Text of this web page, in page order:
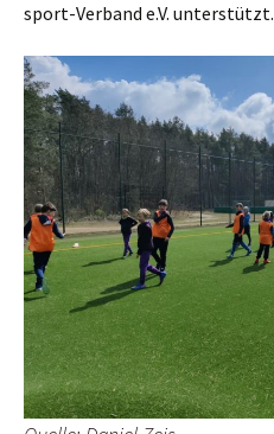
s­port-Ver­band e.V. unterstützt.